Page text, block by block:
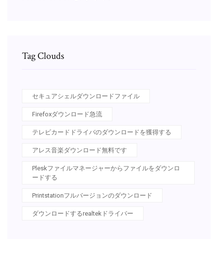
Tag Clouds
セキュアシェルダウンロードファイル
Firefoxダウンロード急流
テレビカードドライバのダウンロードを獲得する
アレス音楽ダウンロード無料です
Pleskファイルマネージャーからファイルをダウンロ
ードする
Printstationフルバージョンのダウンロード
ダウンロードするrealtekドライバー